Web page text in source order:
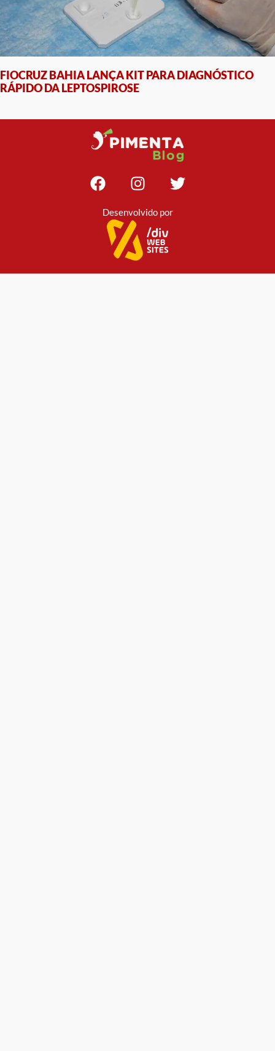
FIOCRUZ BAHIA LANÇA KIT PARA DIAGNÓSTICO
RÁPIDO DA LEPTOSPIROSE
Desenvolvido por